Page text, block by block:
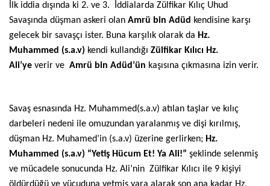
İlk iddia dışında ki 2. ve 3. İddialarda Zülfikar Kılıç Uhud
Savaşında düşman askeri olan Amrü bin Adüd kendisine karşı
gelecek bir savaşçı ister. Buna karşılık olarak da Hz.
Muhammed (s.a.v) kendi kullandığı Zülfikar Kılıcı Hz.
Ali’ye verir ve Amrü bin Adüd’ün kaşısına çıkmasına izin verir.
Savaş esnasında Hz. Muhammed(s.a.v) atılan taşlar ve kılıç
darbeleri nedeni ile omuzundan yaralanmış ve dişi kırılmış,
düşman Hz. Muhamed’in (s.a.v) üzerine gerlirken; Hz.
Muhammed (s.a.v) “Yetiş Hücum Et! Ya Ali!” şeklinde selenmiş
ve mücadele sonucunda Hz. Ali’nin Zülfikar Kılıcı ile 9 kişiyi
öldürdüğü ve vücuduna yetmiş yara alarak son ana kadar Hz.